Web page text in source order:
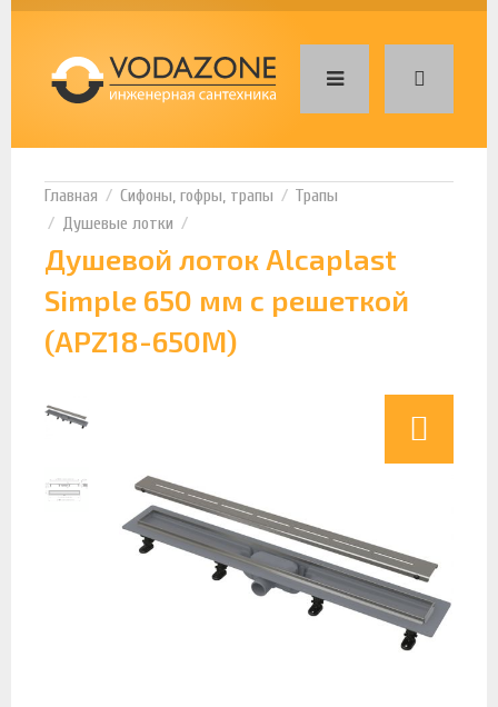
Сифоны, гофры, трапы
Трапы
Душевые лотки
Душевой лоток Alcaplast
Simple 650 мм с решеткой
(APZ18-650M)